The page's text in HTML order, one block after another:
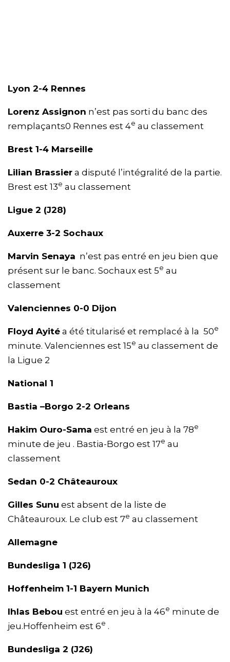
Lyon 2-4 Rennes
Lorenz Assignon n’est pas sorti du banc des
remplaçants0 Rennes est 4e au classement
Brest 1-4 Marseille
Lilian Brassier a disputé l’intégralité de la partie.
Brest est 13e au classement
Ligue 2 (J28)
Auxerre 3-2 Sochaux
Marvin Senaya n’est pas entré en jeu bien que
présent sur le banc. Sochaux est 5e au
classement
Valenciennes 0-0 Dijon
Floyd Ayité a été titularisé et remplacé à la 50e
minute. Valenciennes est 15e au classement de
la Ligue 2
National 1
Bastia –Borgo 2-2 Orleans
Hakim Ouro-Sama est entré en jeu à la 78e
minute de jeu . Bastia-Borgo est 17e au
classement
Sedan 0-2 Châteauroux
Gilles Sunu est absent de la liste de
Châteauroux. Le club est 7e au classement
Allemagne
Bundesliga 1 (J26)
Hoffenheim 1-1 Bayern Munich
Ihlas Bebou est entré en jeu à la 46e minute de
jeu.Hoffenheim est 6e .
Bundesliga 2 (J26)